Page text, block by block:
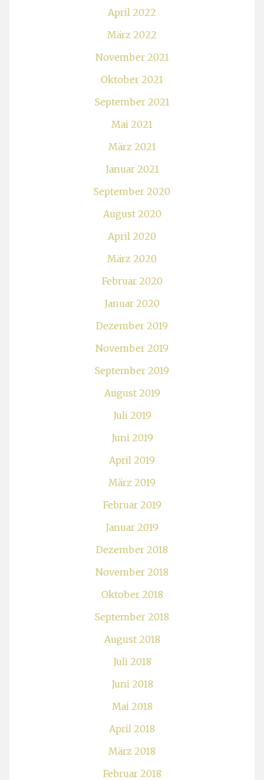
April 2022
März 2022
November 2021
Oktober 2021
September 2021
Mai 2021
März 2021
Januar 2021
September 2020
August 2020
April 2020
März 2020
Februar 2020
Januar 2020
Dezember 2019
November 2019
September 2019
August 2019
Juli 2019
Juni 2019
April 2019
März 2019
Februar 2019
Januar 2019
Dezember 2018
November 2018
Oktober 2018
September 2018
August 2018
Juli 2018
Juni 2018
Mai 2018
April 2018
März 2018
Februar 2018